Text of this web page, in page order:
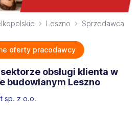
Leszno Sprzedawca
oferty pracodawcy
obsługi klienta w
budowlanym Leszno
sp. z o.o.